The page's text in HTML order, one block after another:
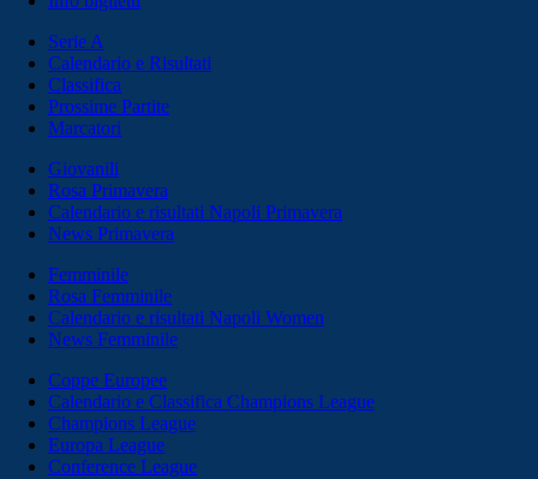
Serie A
Calendario e Risultati
Classifica
Prossime Partite
Marcatori
Giovanili
Rosa Primavera
Calendario e risultati Napoli Primavera
News Primavera
Femminile
Rosa Femminile
Calendario e risultati Napoli Women
News Femminile
Coppe Europee
Calendario e Classifica Champions League
Champions League
Europa League
Conference League